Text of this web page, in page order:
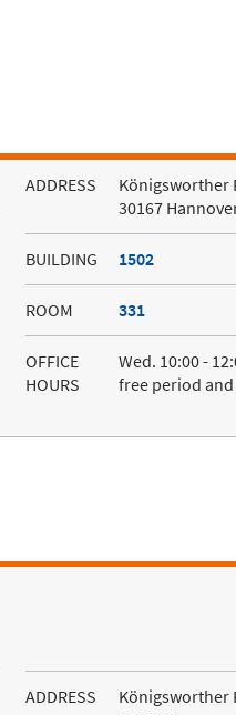
ADDRESS
Königsworther
30167
BUILDING 1502
ROOM 331
OFFICE
HOURS
Wed. 10:00 -
free period
ADDRESS
Königsworther